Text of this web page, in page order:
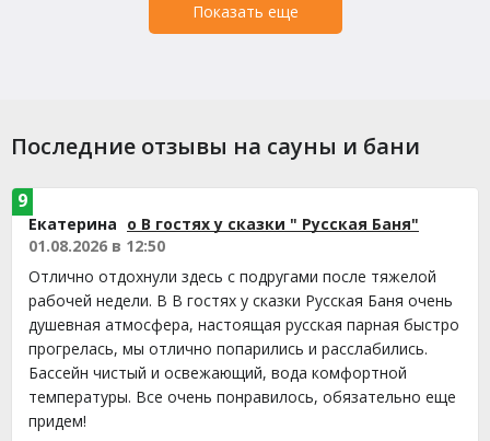
Показать еще
Последние отзывы на сауны и бани
Екатерина о В гостях у сказки " Русская Баня"
01.08.2026 в 12:50
Отлично отдохнули здесь с подругами после тяжелой
рабочей недели. В В гостях у сказки Русская Баня очень
душевная атмосфера, настоящая русская парная быстро
прогрелась, мы отлично попарились и расслабились.
Бассейн чистый и освежающий, вода комфортной
температуры. Все очень понравилось, обязательно еще
придем!
9